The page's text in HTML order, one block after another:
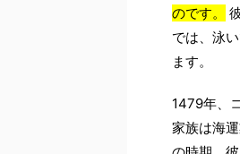
のです。
では、泳
ます。
1479年、
家族は海